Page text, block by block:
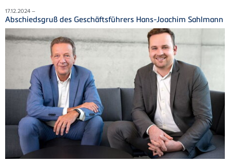
17.12.2024 –
Abschiedsgruß des Geschäftsführers Hans-Joachim Sahlmann